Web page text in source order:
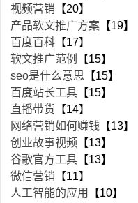
视频营销 【20】
产品软文推广方案 【19】
百度百科 【17】
软文推广范例
【15】
seo是什么意思 【15】
百度站长工具 【15】
直播带货 【14】
网络营销如何赚钱 【13】
创业故事视频 【13】
谷歌官方工具 【13】
微信营销 【11】
人工智能的应用
【10】